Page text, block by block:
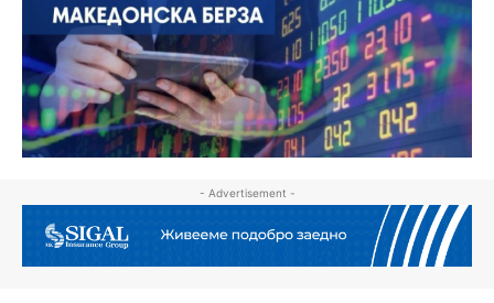
- Advertisement -